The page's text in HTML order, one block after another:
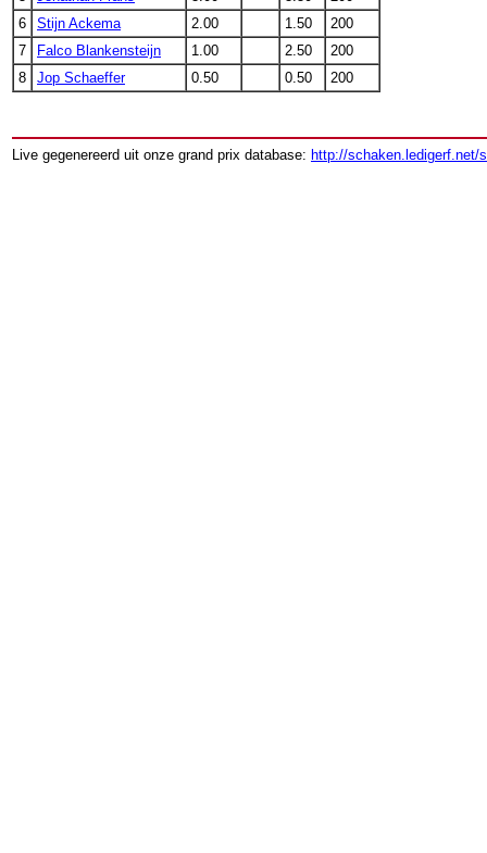
6
Stijn Ackema 2.00 1.50
200
7
Falco Blankensteijn 1.00 2.50
200
8
Jop Schaeffer 0.50 0.50 200
Live gegenereerd uit onze grand prix database: http://schaken.ledigerf.net/